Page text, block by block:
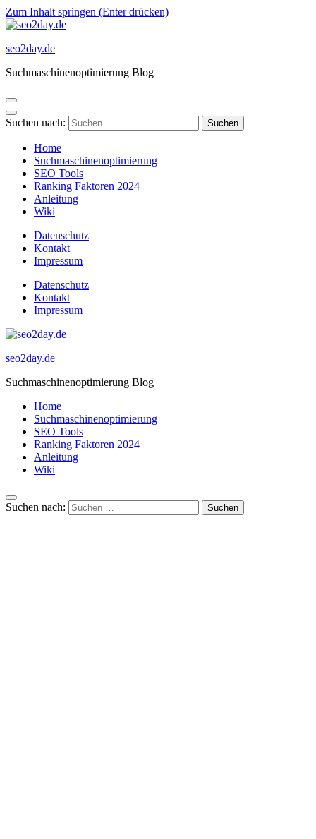
Zum Inhalt springen (Enter drücken)
seo2day.de
Suchmaschinenoptimierung Blog
Suchen nach:
Home
Suchmaschinenoptimierung
SEO Tools
Ranking Faktoren 2024
Anleitung
Wiki
Datenschutz
Kontakt
Impressum
Datenschutz
Kontakt
Impressum
seo2day.de
Suchmaschinenoptimierung Blog
Home
Suchmaschinenoptimierung
SEO Tools
Ranking Faktoren 2024
Anleitung
Wiki
Suchen nach: